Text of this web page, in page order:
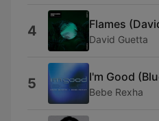
4 Flames
David Guetta
5 I'm Good
Bebe Rexha